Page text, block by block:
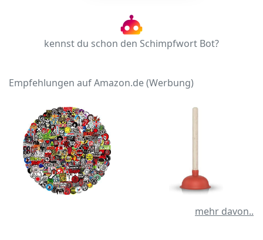
kennst du schon den Schimpfwort Bot?
Empfehlungen auf Amazon.de (Werbung)
mehr davon..